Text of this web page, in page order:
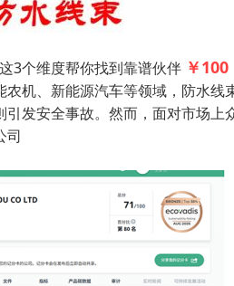
3个维度帮你找到靠谱伙伴 ￥100
、新能源汽车等领域，防水线
引发安全事故。然而，面对市场
司